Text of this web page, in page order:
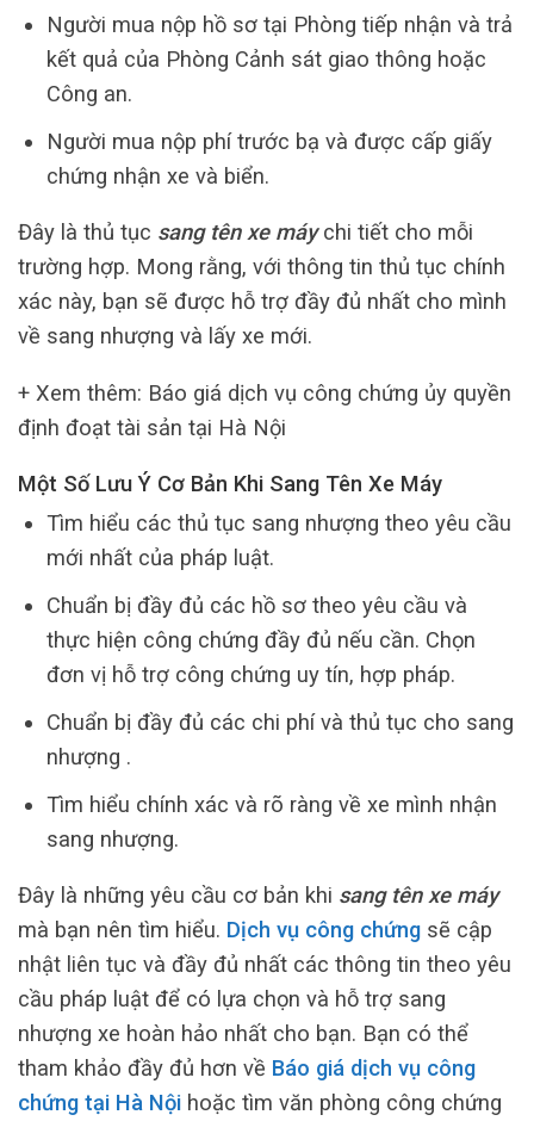
Người mua nộp hồ sơ tại Phòng tiếp nhận và trả
kết quả của Phòng Cảnh sát giao thông hoặc
Công an.
Người mua nộp phí trước bạ và được cấp giấy
chứng nhận xe và biển.
Đây là thủ tục sang tên xe máychi tiết cho mỗi
trường hợp. Mong rằng, với thông tin thủ tục chính
xác này, bạn sẽ được hỗ trợ đầy đủ nhất cho mình
về sang nhượng và lấy xe mới.
+ Xem thêm: Báo giá dịch vụ công chứng ủy quyền
định đoạt tài sản tại Hà Nội
Một Số Lưu Ý Cơ Bản Khi Sang Tên Xe Máy
Tìm hiểu các thủ tục sang nhượng theo yêu cầu
mới nhất của pháp luật.
Chuẩn bị đầy đủ các hồ sơ theo yêu cầu và
thực hiện công chứng đầy đủ nếu cần. Chọn
đơn vị hỗ trợ công chứng uy tín, hợp pháp.
Chuẩn bị đầy đủ các chi phí và thủ tục cho sang
nhượng .
Tìm hiểu chính xác và rõ ràng về xe mình nhận
sang nhượng.
Đây là những yêu cầu cơ bản khi sang tên xe máy
mà bạn nên tìm hiểu. Dịch vụ công chứng sẽ cập
nhật liên tục và đầy đủ nhất các thông tin theo yêu
cầu pháp luật để có lựa chọn và hỗ trợ sang
nhượng xe hoàn hảo nhất cho bạn. Bạn có thể
tham khảo đầy đủ hơn về Báo giá dịch vụ công
chứng tại Hà Nội hoặc tìm văn phòng công chứng